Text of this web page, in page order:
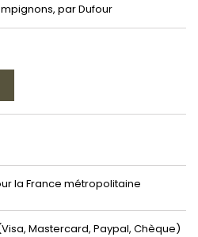
par Dufour
la France métropolitaine
Mastercard, Paypal, Chèque)